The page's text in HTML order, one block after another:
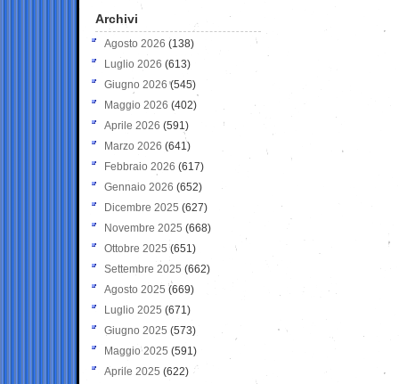
Archivi
Agosto 2026 (138)
Luglio 2026 (613)
Giugno 2026 (545)
Maggio 2026 (402)
Aprile 2026 (591)
Marzo 2026 (641)
Febbraio 2026 (617)
Gennaio 2026 (652)
Dicembre 2025 (627)
Novembre 2025 (668)
Ottobre 2025 (651)
Settembre 2025 (662)
Agosto 2025 (669)
Luglio 2025 (671)
Giugno 2025 (573)
Maggio 2025 (591)
Aprile 2025 (622)